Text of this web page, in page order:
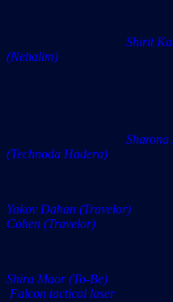
Shirit Kaneshti,
(Nehalim)
Sharona Azouri
(Technoda Hadera)
Yakov Dahan
Cohen (Travelor)
Shira
Falcon tactical laser